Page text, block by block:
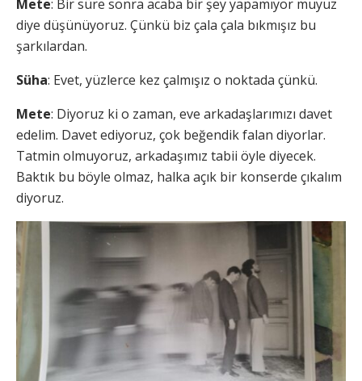
Mete: Bir süre sonra acaba bir şey yapamıyor muyuz
diye düşünüyoruz. Çünkü biz çala çala bıkmışız bu
şarkılardan.
Süha: Evet, yüzlerce kez çalmışız o noktada çünkü.
Mete: Diyoruz ki o zaman, eve arkadaşlarımızı davet
edelim. Davet ediyoruz, çok beğendik falan diyorlar.
Tatmin olmuyoruz, arkadaşımız tabii öyle diyecek.
Baktık bu böyle olmaz, halka açık bir konserde çıkalım
diyoruz.